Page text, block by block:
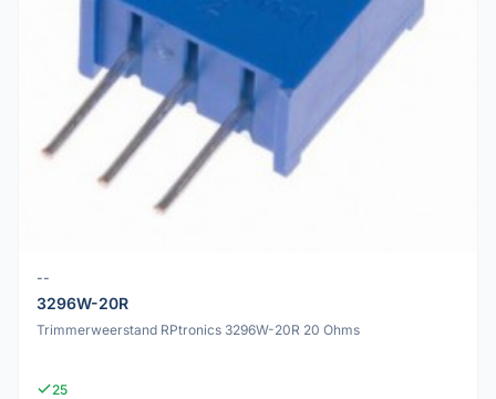
--
3296W-20R
Trimmerweerstand RPtronics 3296W-20R 20 Ohms
25